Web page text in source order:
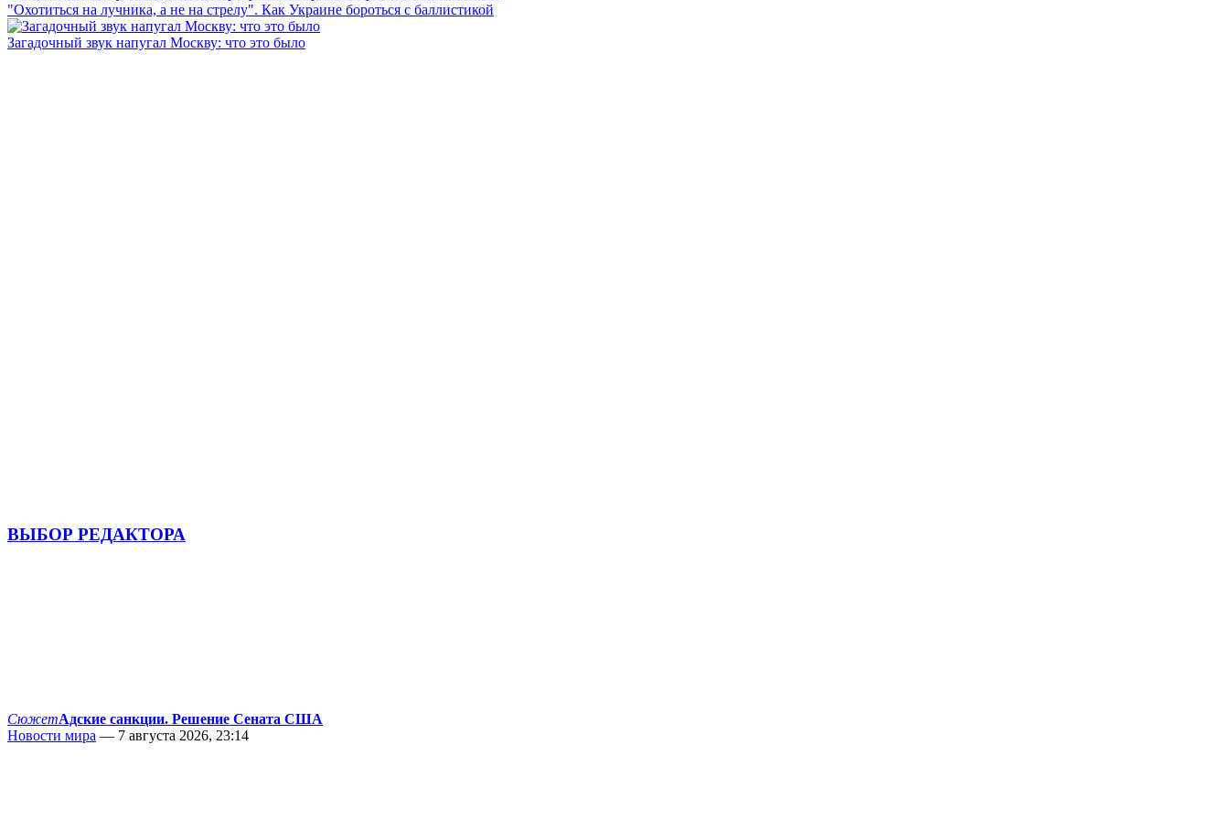
"Охотиться на лучника, а не на стрелу". Как Украине бороться с баллистикой
Загадочный звук напугал Москву: что это было
ВЫБОР РЕДАКТОРА
СюжетАдские санкции. Решение Сената США
Новости мира — 7 августа 2026, 23:14